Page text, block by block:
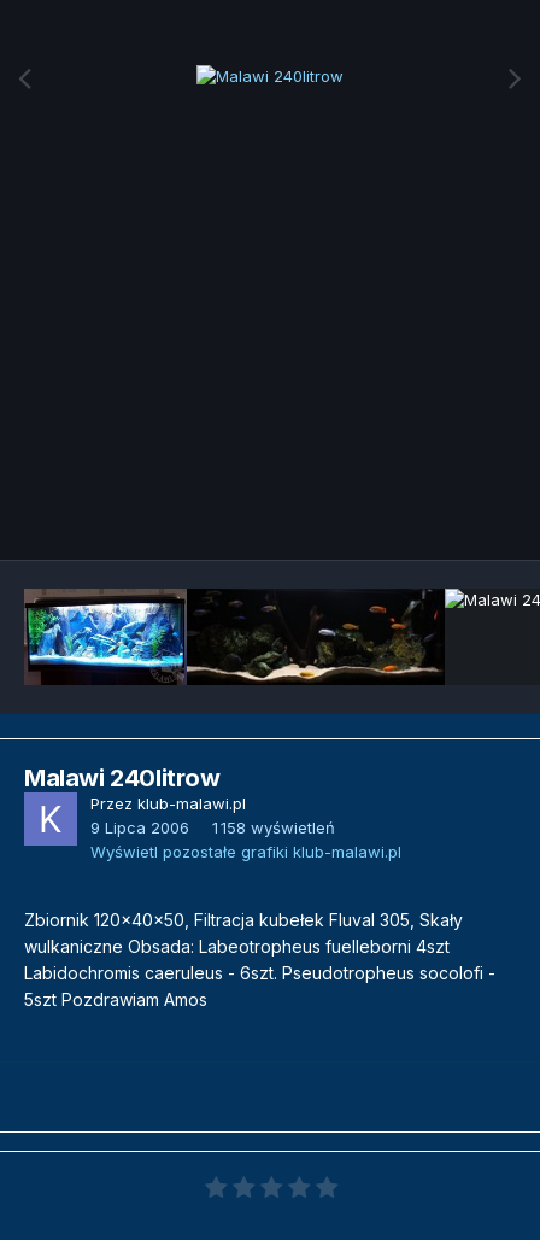
Malawi 240litrow
Przez klub-malawi.pl
9 Lipca 2006
1 158 wyświetleń
Wyświetl pozostałe grafiki klub-malawi.pl
Zbiornik 120x40x50, Filtracja kubełek Fluval 305, Skały
wulkaniczne Obsada: Labeotropheus fuelleborni 4szt
Labidochromis caeruleus - 6szt. Pseudotropheus socolofi -
5szt Pozdrawiam Amos